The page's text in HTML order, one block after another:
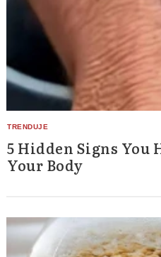
5 Hidden Signs You
Your Body